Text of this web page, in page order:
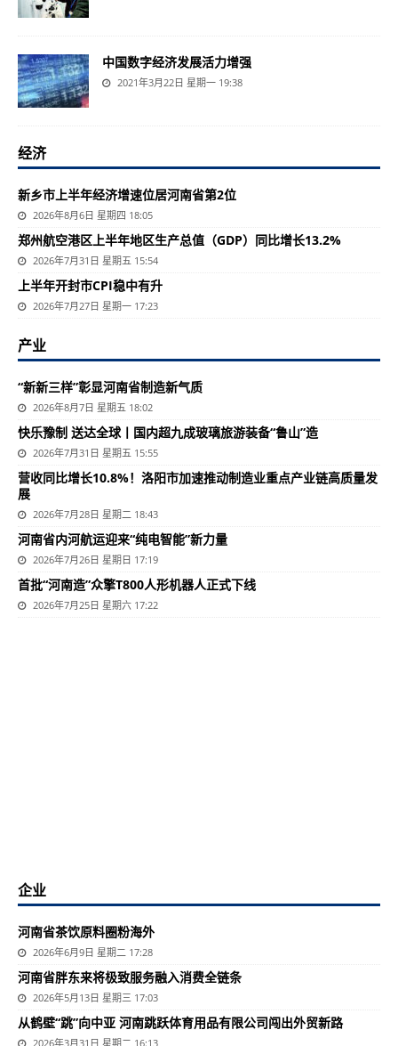
中国数字经济发展活力增强
2021年3月22日 星期一 19:38
经济
新乡市上半年经济增速位居河南省第2位
2026年8月6日 星期四 18:05
郑州航空港区上半年地区生产总值（GDP）同比增长13.2%
2026年7月31日 星期五 15:54
上半年开封市CPI稳中有升
2026年7月27日 星期一 17:23
产业
“新新三样”彰显河南省制造新气质
2026年8月7日 星期五 18:02
快乐豫制 送达全球丨国内超九成玻璃旅游装备“鲁山”造
2026年7月31日 星期五 15:55
营收同比增长10.8%！洛阳市加速推动制造业重点产业链高质量发
展
2026年7月28日 星期二 18:43
河南省内河航运迎来“纯电智能”新力量
2026年7月26日 星期日 17:19
首批“河南造”众擎T800人形机器人正式下线
2026年7月25日 星期六 17:22
企业
河南省茶饮原料圈粉海外
2026年6月9日 星期二 17:28
河南省胖东来将极致服务融入消费全链条
2026年5月13日 星期三 17:03
从鹤壁“跳”向中亚 河南跳跃体育用品有限公司闯出外贸新路
2026年3月31日 星期二 16:13